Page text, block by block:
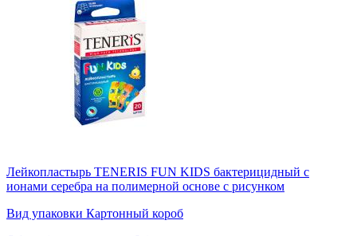
Лейкопластырь TENERIS FUN KIDS бактерицидный с
ионами серебра на полимерной основе с рисунком
Вид упаковки Картонный короб